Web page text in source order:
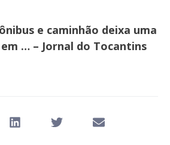
e caminhão deixa uma
… – Jornal do Tocantins